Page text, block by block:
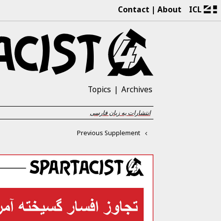
ICL
About
Contact
Archives
Topics
انتشارات به زبان فارسی
Previous Supplement